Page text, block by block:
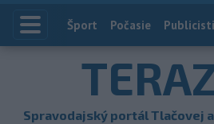
Index
Šport Počasie
Spravodajský portál Tlačovej